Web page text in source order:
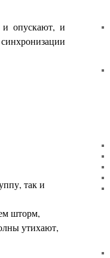
опускают, и
так и
шторм,
утихают,